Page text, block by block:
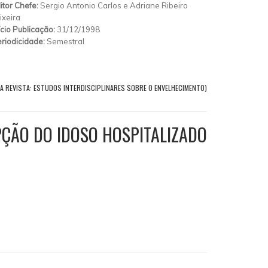
Chefe: Sergio Antonio Carlos e Adriane Ribeiro
Publicação: 31/12/1998
Semestral
REVISTA: ESTUDOS INTERDISCIPLINARES SOBRE O ENVELHECIMENTO)
DO IDOSO HOSPITALIZADO